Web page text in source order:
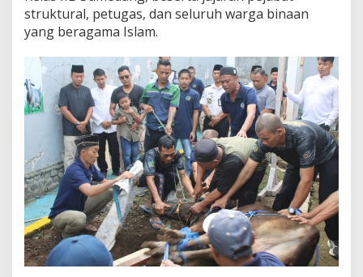
b
e
s
a
m
a
a
n
d
a
n
B
e
r
b
a
g
struktural, petugas, dan seluruh warga binaan
yang beragama Islam.